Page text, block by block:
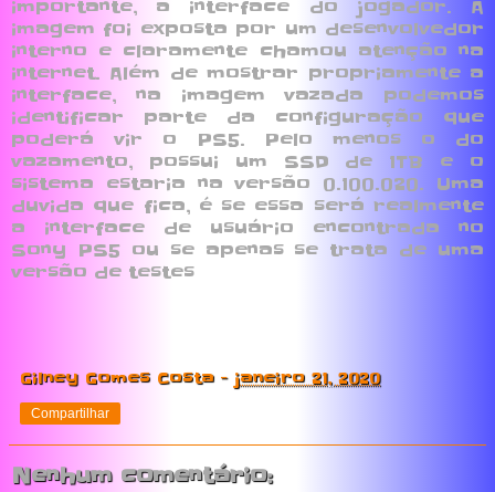
importante, a interface do jogador. A
imagem foi exposta por um desenvolvedor
interno e claramente chamou atenção na
internet. Além de mostrar propriamente a
interface, na imagem vazada podemos
identificar parte da configuração que
poderá vir o PS5. Pelo menos o do
vazamento, possui um SSD de 1TB e o
sistema estaria na versão 0.100.020. Uma
duvida que fica, é se essa será realmente
a interface de usuário encontrada no
Sony PS5 ou se apenas se trata de uma
versão de testes
Gilney Gomes Costa - janeiro 21, 2020
Compartilhar
Nenhum comentário: